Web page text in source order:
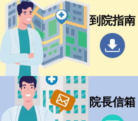
到院指南
院長信箱